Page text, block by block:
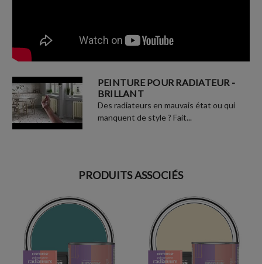
PEINTURE POUR RADIATEUR -
BRILLANT
Des radiateurs en mauvais état ou qui
manquent de style ? Fait...
PRODUITS ASSOCIÉS